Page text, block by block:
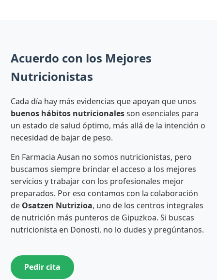
Acuerdo con los Mejores
Nutricionistas
Cada día hay más evidencias que apoyan que unos
buenos hábitos nutricionalesson esenciales para
un estado de salud óptimo, más allá de la intención o
necesidad de bajar de peso.
En Farmacia Ausan no somos nutricionistas, pero
buscamos siempre brindar el acceso a los mejores
servicios y trabajar con los profesionales mejor
preparados. Por eso contamos con la colaboración
de Osatzen Nutrizioa, uno de los centros integrales
de nutrición más punteros de Gipuzkoa. Si buscas
nutricionista en Donosti, no lo dudes y pregúntanos.
Pedir cita